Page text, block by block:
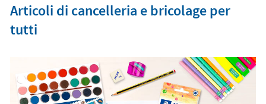
Articoli di cancelleria e bricolage per
tutti